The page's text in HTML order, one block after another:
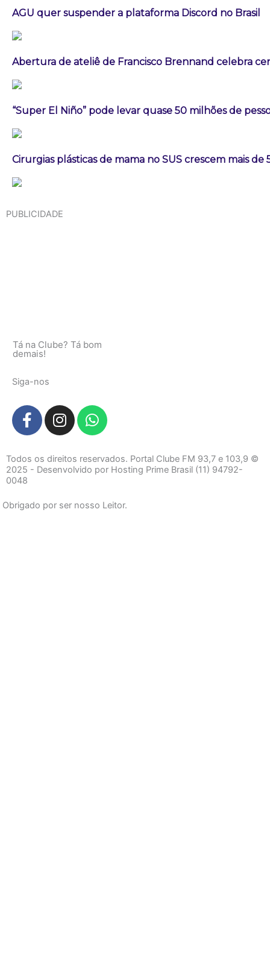
AGU quer suspender a plataforma Discord no Brasil
Abertura de ateliê de Francisco Brennand celebra
“Super El Niño” pode levar quase 50 milhões de
Cirurgias plásticas de mama no SUS crescem mais de
PUBLICIDADE
Tá na Clube? Tá bom
demais!
Siga-nos
F
a
e
b
o
o
I
n
t
a
r
W
h
t
s
p
Todos os direitos reservados. Portal Clube FM 93,7 e 103,9 ©
2025 - Desenvolvido por Hosting Prime Brasil (11) 94792-
0048
Obrigado por ser nosso Leitor.